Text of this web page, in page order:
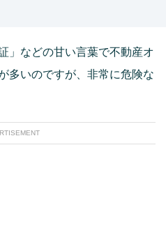
」などの甘い言葉で不動産オ
多いのですが、非常に危険な